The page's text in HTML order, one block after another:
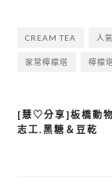
CREAM TEA 人
家常檸檬塔 檸檬
文
[慧♡分享]板橋動
志工.黑糖＆豆乾